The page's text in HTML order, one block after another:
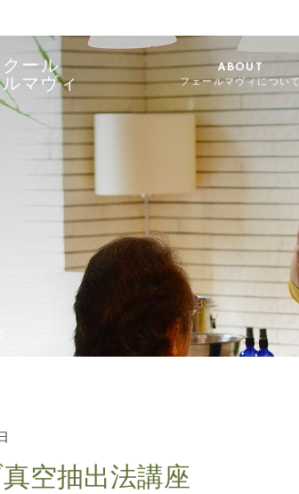
ール
マヴィ
ABOUT
フェールマヴィについて
空抽出法講座